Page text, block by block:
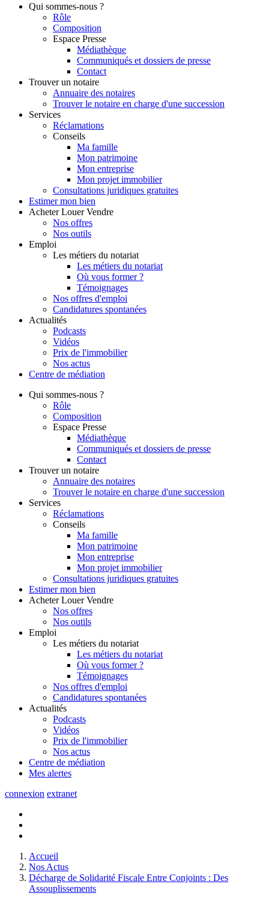
Qui sommes-nous ?
Rôle
Composition
Espace Presse
Médiathèque
Communiqués et dossiers de presse
Contact
Trouver un notaire
Annuaire des notaires
Trouver le notaire en charge d'une succession
Services
Réclamations
Conseils
Ma famille
Mon patrimoine
Mon entreprise
Mon projet immobilier
Consultations juridiques gratuites
Estimer mon bien
Acheter Louer Vendre
Nos offres
Nos outils
Emploi
Les métiers du notariat
Les métiers du notariat
Où vous former ?
Témoignages
Nos offres d'emploi
Candidatures spontanées
Actualités
Podcasts
Vidéos
Prix de l'immobilier
Nos actus
Centre de médiation
Qui sommes-nous ?
Rôle
Composition
Espace Presse
Médiathèque
Communiqués et dossiers de presse
Contact
Trouver un notaire
Annuaire des notaires
Trouver le notaire en charge d'une succession
Services
Réclamations
Conseils
Ma famille
Mon patrimoine
Mon entreprise
Mon projet immobilier
Consultations juridiques gratuites
Estimer mon bien
Acheter Louer Vendre
Nos offres
Nos outils
Emploi
Les métiers du notariat
Les métiers du notariat
Où vous former ?
Témoignages
Nos offres d'emploi
Candidatures spontanées
Actualités
Podcasts
Vidéos
Prix de l'immobilier
Nos actus
Centre de médiation
Mes alertes
connexion extranet
Accueil
Nos Actus
Décharge de Solidarité Fiscale Entre Conjoints : Des
Assouplissements